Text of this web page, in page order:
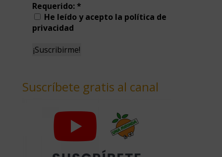
Requerido:*
He leído y acepto la política de
privacidad
Suscríbete gratis al canal